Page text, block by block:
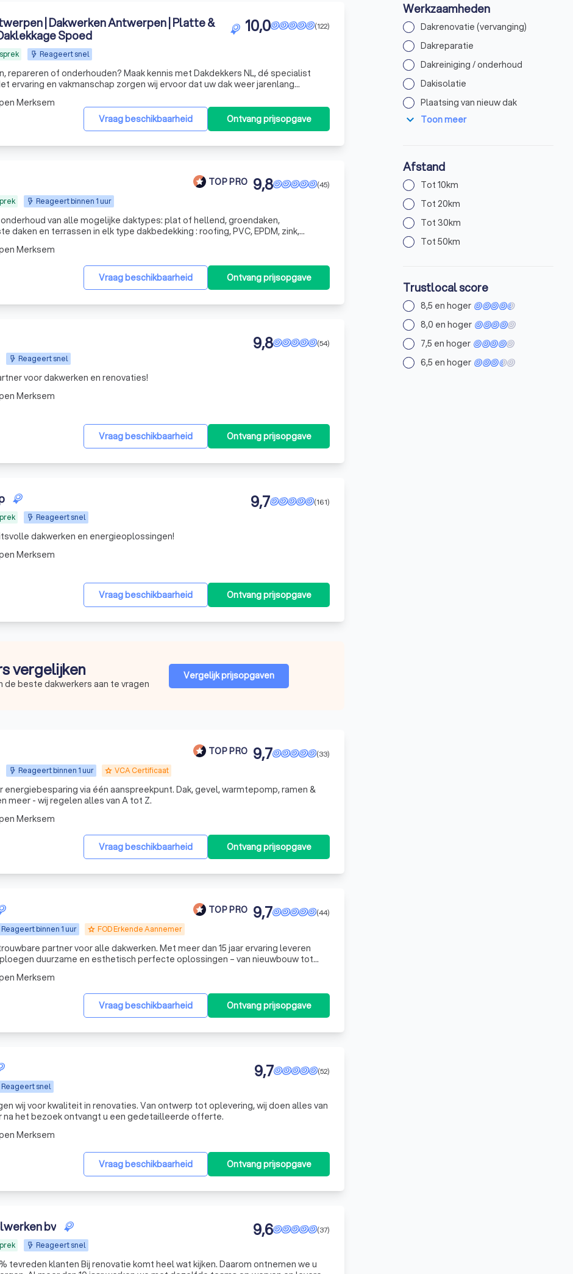
| Dakwerken Antwerpen | Platte &
Spoed
Reageert snel
(122)
10,0
repareren of onderhouden? Maak kennis met Dakdekkers NL, dé specialist
ervaring en vakmanschap zorgen wij ervoor dat uw dak weer jarenlang
Vraag beschikbaarheid
Ontvang prijsopgave
Merksem
TOP PRO
Reageert binnen 1 uur
(45)
9,8
van alle mogelijke daktypes: plat of hellend, groendaken,
daken en terrassen in elk type dakbedekking : roofing, PVC, EPDM, zink,
u een periodieke onderhoud van alle
Vraag beschikbaarheid
Ontvang prijsopgave
Merksem
Reageert snel
(54)
9,8
voor dakwerken en renovaties!
Vraag beschikbaarheid Ontvang prijsopgave
Merksem
Reageert snel
(161)
9,7
dakwerken en energieoplossingen!
Vraag beschikbaarheid Ontvang prijsopgave
Merksem
vergelijken
de beste dakwerkers aan te vragen
Vergelijk prijsopgaven
TOP PRO
Reageert binnen 1 uur grade VCA Certificaat
(33)
9,7
via één aanspreekpunt. Dak, gevel, warmtepomp, ramen &
meer - wij regelen alles van A tot Z.
Vraag beschikbaarheid Ontvang prijsopgave
Merksem
TOP PRO
Reageert binnen 1 uur grade FOD Erkende Aannemer
(44)
9,7
partner voor alle dakwerken. Met meer dan 15 jaar ervaring leveren
duurzame en esthetisch perfecte oplossingen – van nieuwbouw tot
vakmanschap met hoogwaardige materialen en zorgen voor een afwerking
Vraag beschikbaarheid
Ontvang prijsopgave
Merksem
Reageert snel
(52)
9,7
wij voor kwaliteit in renovaties. Van ontwerp tot oplevering, wij doen alles van
na het bezoek ontvangt u een gedetailleerde offerte.
Vraag beschikbaarheid Ontvang prijsopgave
Merksem
bv
Reageert snel
(37)
9,6
tevreden klanten Bij renovatie komt heel wat kijken. Daarom ontnemen we u
Werkzaamheden
Dakrenovatie (vervanging)
Dakreparatie
Dakreiniging / onderhoud
Dakisolatie
Plaatsing van nieuw dak
expand_more Toon meer
Afstand
Tot 10km
Tot 20km
Tot 30km
Tot 50km
Trustlocal score
8,5 en hoger
8,0 en hoger
7,5 en hoger
6,5 en hoger